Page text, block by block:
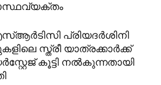
പ്രിയദർശിനി
സ്ത്രീ യാത്രക്കാർക്ക്
കൂട്ടി നൽകുന്നതായി